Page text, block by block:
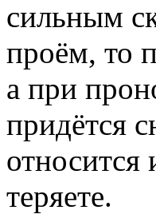
сильным
проём, то
а при
придётся
теряете.